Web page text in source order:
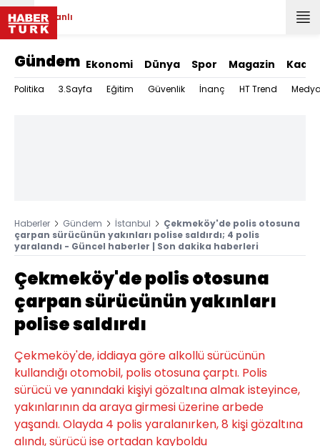
Canlı
Gündem Ekonomi Dünya Spor Magazin Kadın
Politika 3.Sayfa Eğitim Güvenlik İnanç HT Trend
Haberler Gündem İstanbul
Çekmeköy'de polis otosuna
çarpan sürücünün yakınları polise saldırdı; 4 polis
yaralandı - Güncel haberler | Son dakika haberleri
Çekmeköy'de polis otosuna
çarpan sürücünün yakınları
polise saldırdı
Çekmeköy'de, iddiaya göre alkollü sürücünün
kullandığı otomobil, polis otosuna çarptı. Polis
sürücü ve yanındaki kişiyi gözaltına almak isteyince,
yakınlarının da araya girmesi üzerine arbede
yaşandı. Olayda 4 polis yaralanırken, 8 kişi gözaltına
alındı, sürücü ise ortadan kayboldu